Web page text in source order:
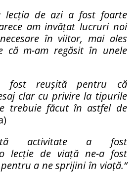
lecția de azi a fost foarte
am invățat lucruri noi
în viitor, mai ales
că m-am regăsit în unele
fost reușită pentru că
clar cu privire la tipurile
trebuie făcut în astfel de
activitate a fost
lecție de viață ne-a fost
a ne sprijini în viață.“